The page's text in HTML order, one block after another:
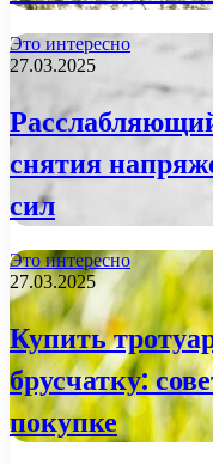
Это интересно
27.03.2025
снятия
сил
Это интересно
27.03.2025
Купить
брусчатку:
покупке